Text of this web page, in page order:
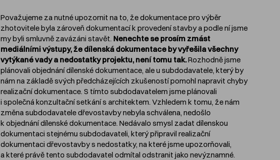
Považujeme za nutné upozornit na to, že dokumentace pro výběr
zhotovitele byla zároveň dokumentací k provedení stavby a podle ní jsme
my byli smluvně zavázáni stavět. Nenechte se prosím zmást
mediálními výstupy, že dílenská dokumentace by vyřešila všechny
vytýkané vady a nedostatky projektu, není tomu tak.Rozhodně jsme
plánovali objednání dílenské dokumentace, ale u subdodavatele, který by
nám na základě svých předcházejících zkušeností pomohl napravit chyby
realizační dokumentace. S tímto subdodavatelem jsme plánovali
i společná konzultační setkání s architektem. Vzhledem k tomu, že nám
změna subdodavatele dřevostavby nebyla schválena, nedošlo
k objednání dílenské dokumentace. Nedávalo smysl zadat dílenskou
dokumentaci stejnému subdodavateli, který připravil realizační
dokumentaci dřevostavby s nedostatky, na které jsme upozorňovali,
a které právě tento subdodavatel odmítal odstranit jako nevýznamné.